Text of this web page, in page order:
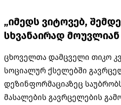
„იმედს ვიტოვებ,
სხვანაირად
ცხოველთა დამცველი თიკო
სოციალურ ქსელებში
დეზინფორმაციაზეც
მასალების გავრცელების